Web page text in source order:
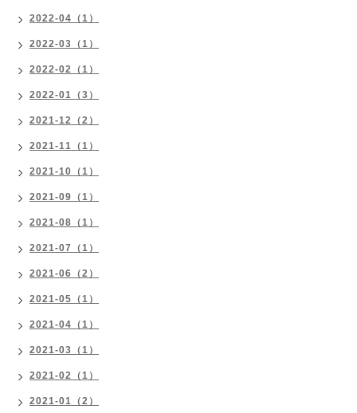
2022-04（1）
2022-03（1）
2022-02（1）
2022-01（3）
2021-12（2）
2021-11（1）
2021-10（1）
2021-09（1）
2021-08（1）
2021-07（1）
2021-06（2）
2021-05（1）
2021-04（1）
2021-03（1）
2021-02（1）
2021-01（2）